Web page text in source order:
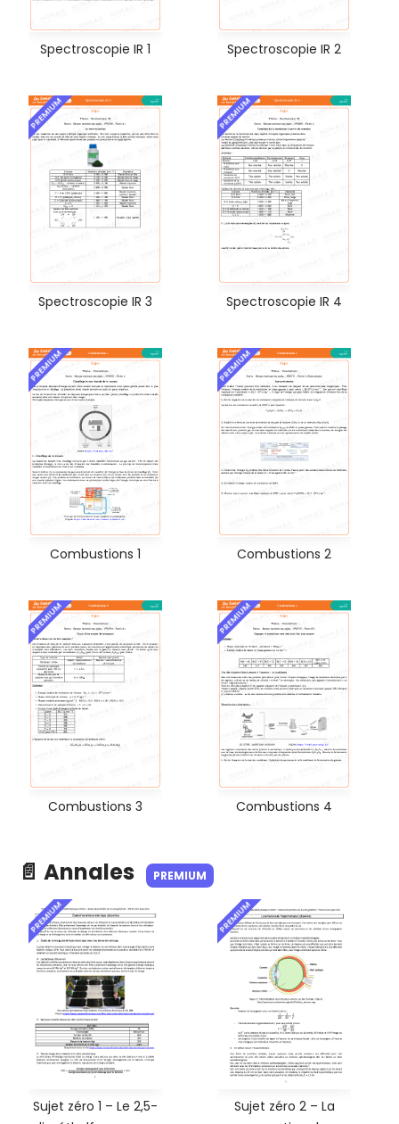
Spectroscopie IR 1 Spectroscopie IR 2
PREMIUM
Spectroscopie IR 3
PREMIUM
Spectroscopie IR 4
PREMIUM
Combustions 1
PREMIUM
Combustions 2
PREMIUM
Combustions 3
PREMIUM
Combustions 4
📄 Annales PREMIUM
PREMIUM
Sujet zéro 1 – Le 2,5-
PREMIUM
Sujet zéro 2 – La